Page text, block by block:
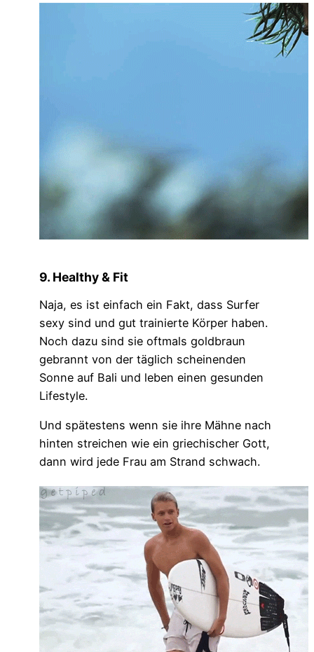
9. Healthy & Fit
Naja, es ist einfach ein Fakt, dass Surfer
sexy sind und gut trainierte Körper haben.
Noch dazu sind sie oftmals goldbraun
gebrannt von der täglich scheinenden
Sonne auf Bali und leben einen gesunden
Lifestyle.
Und spätestens wenn sie ihre Mähne nach
hinten streichen wie ein griechischer Gott,
dann wird jede Frau am Strand schwach.